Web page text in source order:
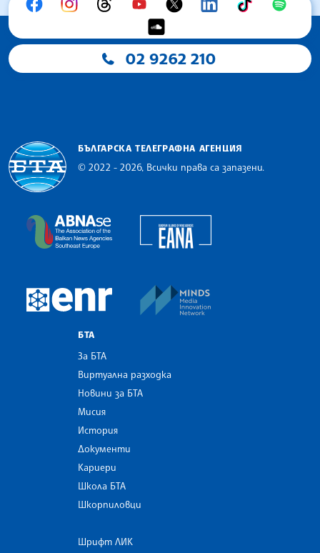
02 9262 210
БЪЛГАРСКА ТЕЛЕГРАФНА АГЕНЦИЯ
© 2022 - 2026, Всички права са запазени.
The Assocoation of the Balkan News Agencies
European Newsroom
БТА
За БТА
Виртуална разходка
Новини за БТА
Мисия
История
Документи
Кариери
Школа БТА
Шкорпиловци
Шрифт ЛИК